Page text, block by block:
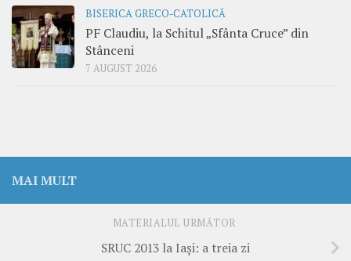
BISERICA GRECO-CATOLICĂ
PF Claudiu, la Schitul „Sfânta Cruce” din
Stânceni
7 AUGUST 2026
MAI MULT
MATERIALUL URMĂTOR
SRUC 2013 la Iaşi: a treia zi